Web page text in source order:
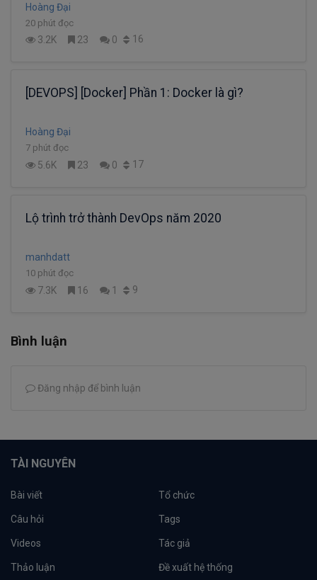
Hoàng Đại
20 phút đọc
3.2K 23 0 16
[DEVOPS] [Docker] Phần 1: Docker là gì?
Hoàng Đại
7 phút đọc
5.6K 23 0 17
Lộ trình trở thành DevOps năm 2020
manhdatt
10 phút đọc
7.3K 16 1 9
Bình luận
Đăng nhập để bình luận
TÀI NGUYÊN
Bài viết Tổ chức
Câu hỏi Tags
Videos Tác giả
Thảo luận Đề xuất hệ thống